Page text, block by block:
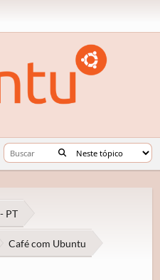
PT
Café com Ubuntu